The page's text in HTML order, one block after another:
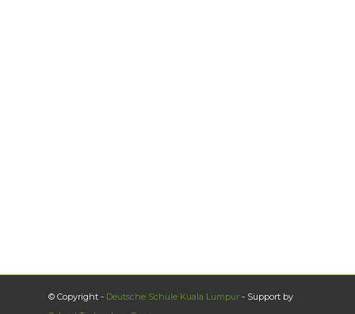
© Copyright - Deutsche Schule Kuala Lumpur - Support by